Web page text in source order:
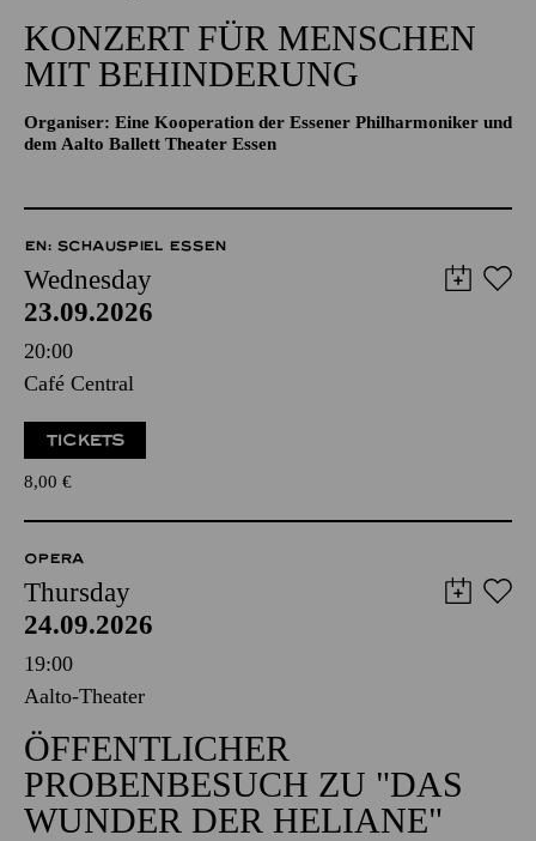
KONZERT FÜR MENSCHEN
MIT BEHINDERUNG
Organiser: Eine Kooperation der Essener Philharmoniker und
dem Aalto Ballett Theater Essen
EN: SCHAUSPIEL ESSEN
Wednesday
23.09.2026
20:00
Café Central
TICKETS
8,00 €
OPERA
Thursday
24.09.2026
19:00
Aalto-Theater
ÖFFENTLICHER
PROBENBESUCH ZU "DAS
WUNDER DER HELIANE"